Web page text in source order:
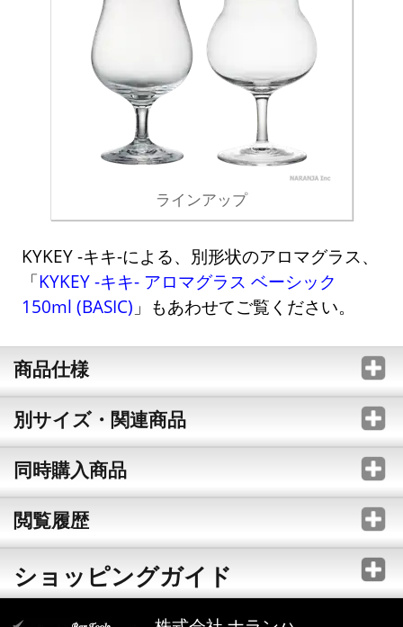
ラインアップ
KYKEY -キキ-による、別形状のアロマグラス、
「KYKEY -キキ- アロマグラス ベーシック
150ml (BASIC) 」もあわせてご覧ください。
商品仕様
別サイズ・関連商品
同時購入商品
閲覧履歴
ショッピングガイド